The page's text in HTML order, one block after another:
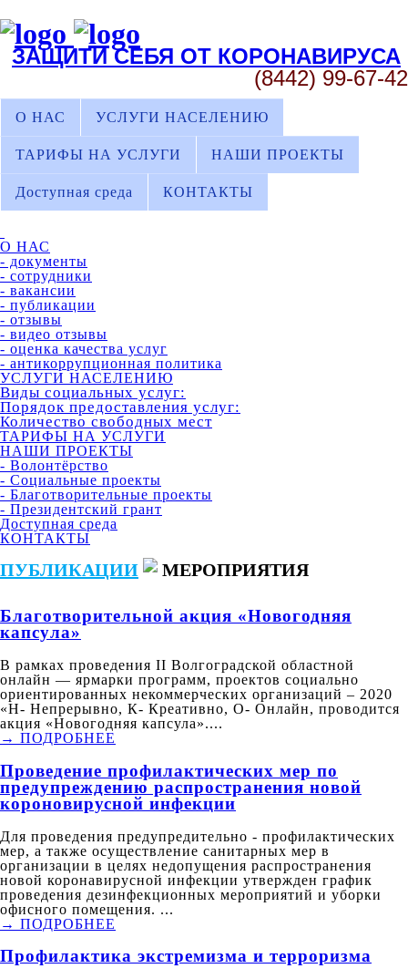
ЗАЩИТИ СЕБЯ ОТ КОРОНАВИРУСА
(8442) 99-67-42
О НАС УСЛУГИ НАСЕЛЕНИЮ
ТАРИФЫ НА УСЛУГИ НАШИ ПРОЕКТЫ
Доступная среда КОНТАКТЫ
О НАС
- документы
- сотрудники
- вакансии
- публикации
- отзывы
- видео отзывы
- оценка качества услуг
- антикоррупционная политика
УСЛУГИ НАСЕЛЕНИЮ
Виды социальных услуг:
Порядок предоставления услуг:
Количество свободных мест
ТАРИФЫ НА УСЛУГИ
НАШИ ПРОЕКТЫ
- Волонтёрство
- Социальные проекты
- Благотворительные проекты
- Президентский грант
Доступная среда
КОНТАКТЫ
ПУБЛИКАЦИИ МЕРОПРИЯТИЯ
Благотворительной акция «Новогодняя
капсула»
В рамках проведения II Волгоградской областной
онлайн — ярмарки программ, проектов социально
ориентированных некоммерческих организаций – 2020
«Н- Непрерывно, К- Креативно, О- Онлайн, проводится
акция «Новогодняя капсула»....
→ ПОДРОБНЕЕ
Проведение профилактических мер по
предупреждению распространения новой
короновирусной инфекции
Для проведения предупредительно - профилактических
мер, а также осуществление санитарных мер в
организации в целях недопущения распространения
новой коронавирусной инфекции утвержден график
проведения дезинфекционных мероприятий и уборки
офисного помещения. ...
→ ПОДРОБНЕЕ
Профилактика экстремизма и терроризма